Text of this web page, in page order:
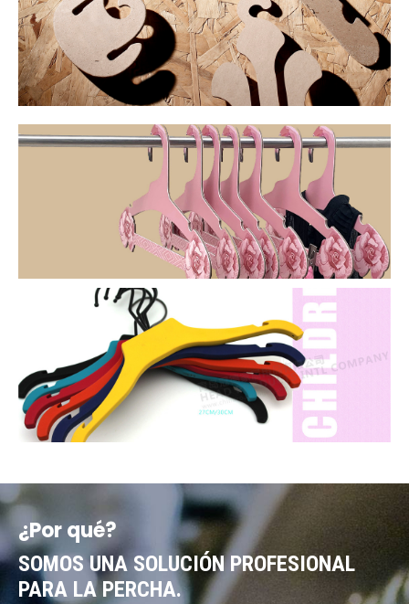
CUSTOM-popular hangers
NUEVO DISEÑO DEL
PERCHERO
CUSTOM-function-hangers
FACHADA
CUSTOM-decorations
¿Por qué?
SOMOS UNA SOLUCIÓN PROFESIONAL
PARA LA PERCHA.